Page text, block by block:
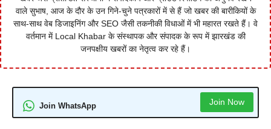
वाले सुभाष, आज के दौर के उन गिने-चुने पत्रकारों में से हैं जो खबर की बारीकियों के
साथ-साथ वेब डिजाइनिंग और SEO जैसी तकनीकी विधाओं में भी महारत रखते हैं। वे
वर्तमान में Local Khabar के संस्थापक और संपादक के रूप में झारखंड की
जनपक्षीय खबरों का नेतृत्व कर रहे हैं।
Join WhatsApp Join Now